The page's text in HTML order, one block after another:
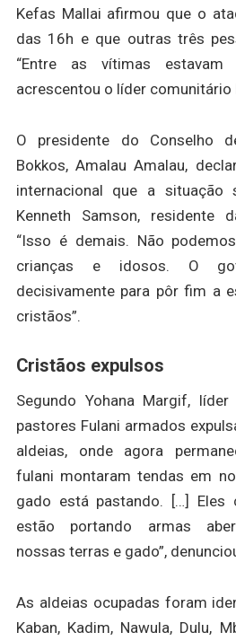
Kefas Mallai afirmou que o
das 16h e que outras três
“Entre as vítimas estavam
acrescentou o líder comunitário
O presidente do Conselho
Bokkos, Amalau Amalau,
internacional que a situação
Kenneth Samson, residente
“Isso é demais. Não
crianças e idosos. O
decisivamente para pôr fim a
cristãos”.
Cristãos expulsos
Segundo Yohana Margif,
pastores Fulani armados
aldeias, onde agora
fulani montaram tendas em
gado está pastando. […] Eles
estão portando armas
nossas terras e gado”,
As aldeias ocupadas foram
Kaban, Kadim, Nawula, Dulu,